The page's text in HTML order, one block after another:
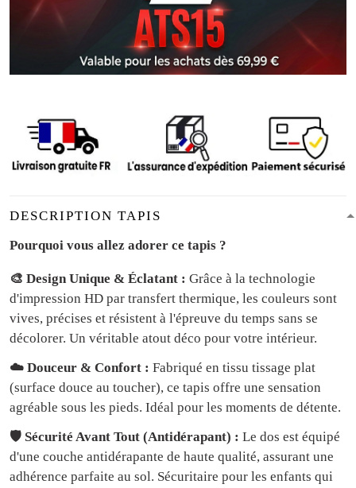
DESCRIPTION TAPIS
Pourquoi vous allez adorer ce tapis ?
🎨 Design Unique & Éclatant : Grâce à la technologie
d'impression HD par transfert thermique, les couleurs sont
vives, précises et résistent à l'épreuve du temps sans se
décolorer. Un véritable atout déco pour votre intérieur.
☁️ Douceur & Confort : Fabriqué en tissu tissage plat
(surface douce au toucher), ce tapis offre une sensation
agréable sous les pieds. Idéal pour les moments de détente.
🛡️ Sécurité Avant Tout (Antidérapant) : Le dos est équipé
d'une couche antidérapante de haute qualité, assurant une
adhérence parfaite au sol. Sécuritaire pour les enfants qui